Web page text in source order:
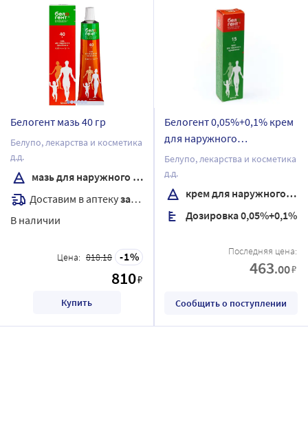
Белогент мазь 40 гр
Белупо, лекарства и косметика
д.д.
мазь для наружного применения
Доставим в аптекузавтра
В наличии
Цена: 818.18 1
810₽
Купить
Белогент 0,05%+0,1% крем
для наружного
применения 15 гр
Белупо, лекарства и косметика
д.д.
крем для наружного применения
Дозировка 0,05%+0,1%
Последняя цена:
463.00₽
Сообщить о поступлении